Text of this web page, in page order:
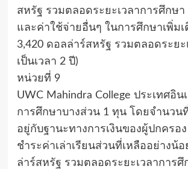
สหรัฐ รวมตลอดระยะเวลาการศึกษา
และค่าใช้จ่ายอื่นๆ ในการศึกษาเพิ่มเ
3,420 ดอลล่าร์สหรัฐ รวมตลอดระยะ
เป็นเวลา 2 ปี)
หน่วยที่ 9
UWC Mahindra College ประเทศอิน
การศึกษาบางส่วน 1 ทุน โดยจำนวน
อยู่กับฐานะทางการเงินของผู้ปกครอ
ชำระค่าเล่าเรียนส่วนที่เหลืออย่างน้
ล่าร์สหรัฐ รวมตลอดระยะเวลาการศึ